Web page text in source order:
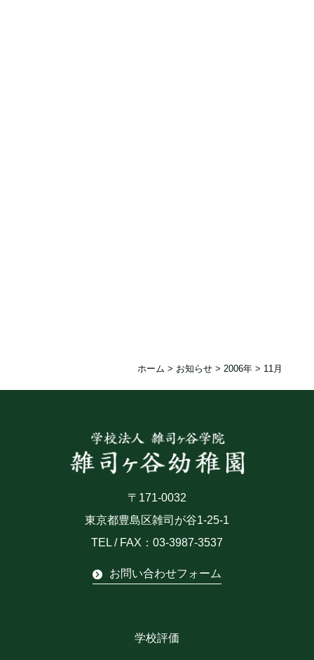
ホーム > お知らせ > 2006年 > 11月
〒171-0032
東京都豊島区雑司が谷1-25-1
TEL / FAX：03-3987-3537
お問い合わせフォーム
学校評価